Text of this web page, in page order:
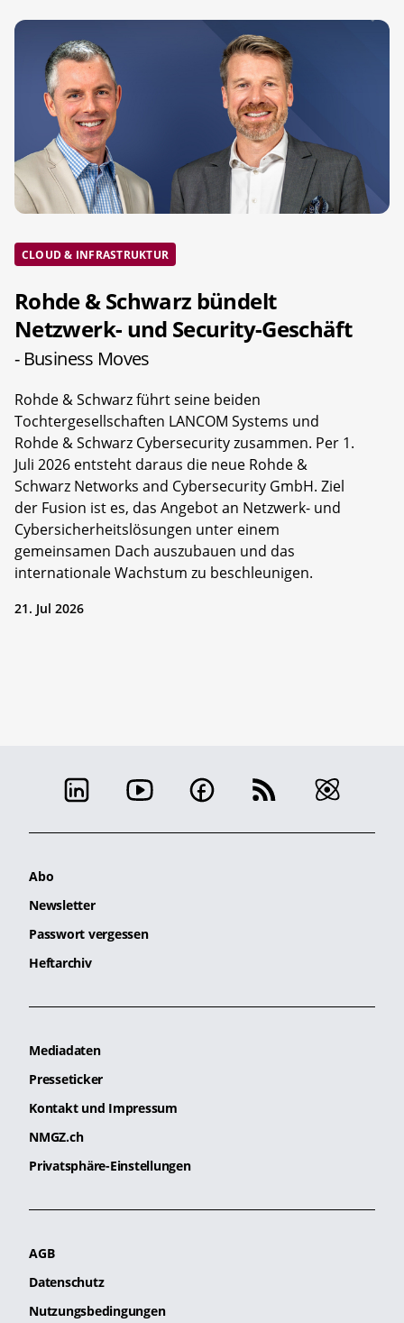
CLOUD & INFRASTRUKTUR
Rohde & Schwarz bündelt
Netzwerk- und Security-Geschäft
- Business Moves
Rohde & Schwarz führt seine beiden
Tochtergesellschaften LANCOM Systems und
Rohde & Schwarz Cybersecurity zusammen. Per 1.
Juli 2026 entsteht daraus die neue Rohde &
Schwarz Networks and Cybersecurity GmbH. Ziel
der Fusion ist es, das Angebot an Netzwerk- und
Cybersicherheitslösungen unter einem
gemeinsamen Dach auszubauen und das
internationale Wachstum zu beschleunigen.
21. Jul 2026
Abo
Newsletter
Passwort vergessen
Heftarchiv
Mediadaten
Presseticker
Kontakt und Impressum
NMGZ.ch
Privatsphäre-Einstellungen
AGB
Datenschutz
Nutzungsbedingungen